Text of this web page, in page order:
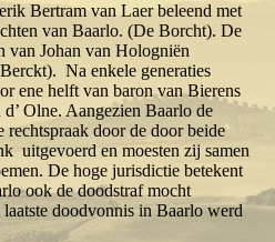
Bertram van Laer beleend met
van Baarlo. (De Borcht). De
van Johan van Hologniën
Na enkele generaties
ene helft van baron van Bierens
Olne. Aangezien Baarlo de
door de door beide
uitgevoerd en moesten zij samen
De hoge jurisdictie betekent
ook de doodstraf mocht
doodvonnis in Baarlo werd